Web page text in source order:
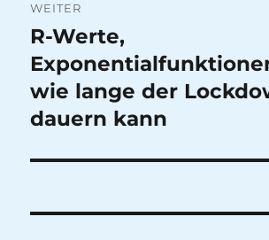
WEITER
Nächster
Beitrag:
R-Werte,
wie lange der
dauern kann